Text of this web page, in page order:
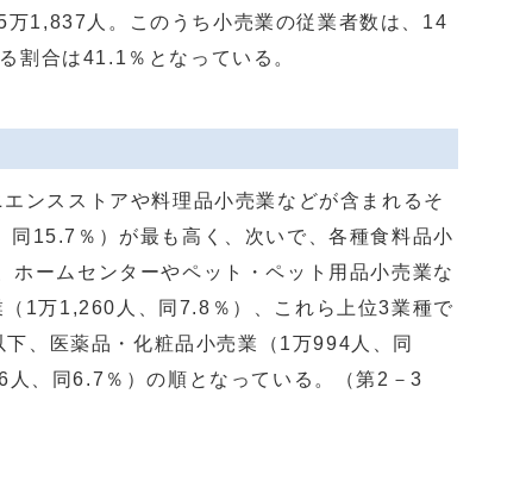
1,837人。このうち小売業の従業者数は、14
割合は41.1％となっている。
ンスストアや料理品小売業などが含まれるそ
15.7％）が最も高く、次いで、各種食料品小
ームセンターやペット・ペット用品小売業な
1万1,260人、同7.8％）、これら上位3業種で
、医薬品・化粧品小売業（1万994人、同
、同6.7％）の順となっている。（第2－3